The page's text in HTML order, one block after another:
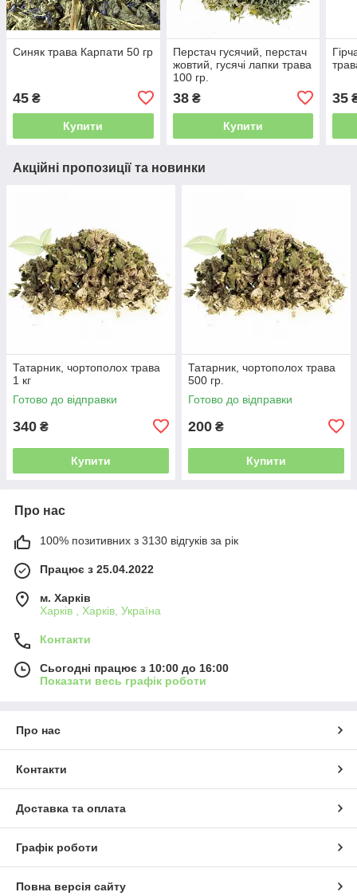
Синяк трава Карпати 50 гр
45 ₴
Купити
Перстач гусячий, перстач
жовтий, гусячі лапки трава
100 гр.
38₴
Купити
35
Акційні пропозиції та новинки
Татарник, чортополох трава
1 кг
Готово до відправки
340 ₴
Купити
Татарник, чортополох трава
500 гр.
Готово до відправки
200 ₴
Купити
Про нас
100% позитивних з 3130 відгуків за рік
Працює з 25.04.2022
м. Харків
Харків , Харків, Україна
Контакти
Сьогодні працює з 10:00 до 16:00
Показати весь графік роботи
Про нас
Контакти
Доставка та оплата
Графік роботи
Повна версія сайту